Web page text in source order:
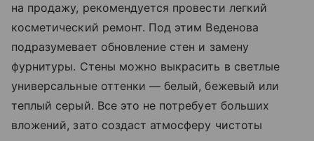
на продажу, рекомендуется провести легкий
косметический ремонт. Под этим Веденова
подразумевает обновление стен и замену
фурнитуры. Стены можно выкрасить в светлые
универсальные оттенки — белый, бежевый или
теплый серый. Все это не потребует больших
вложений, зато создаст атмосферу чистоты